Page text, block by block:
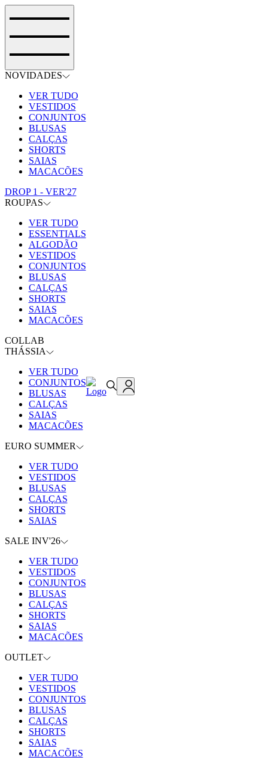
NOVIDADES
VER TUDO
VESTIDOS
CONJUNTOS
BLUSAS
CALÇAS
SHORTS
SAIAS
MACACÕES
DROP 1 - VER'27
ROUPAS
VER TUDO
ESSENTIALS
ALGODÃO
VESTIDOS
CONJUNTOS
BLUSAS
CALÇAS
SHORTS
SAIAS
MACACÕES
COLLAB
THÁSSIA
VER TUDO
CONJUNTOS
BLUSAS
CALÇAS
SAIAS
MACACÕES
EURO SUMMER
VER TUDO
VESTIDOS
BLUSAS
CALÇAS
SHORTS
SAIAS
SALE INV'26
VER TUDO
VESTIDOS
CONJUNTOS
BLUSAS
CALÇAS
SHORTS
SAIAS
MACACÕES
OUTLET
VER TUDO
VESTIDOS
CONJUNTOS
BLUSAS
CALÇAS
SHORTS
SAIAS
MACACÕES